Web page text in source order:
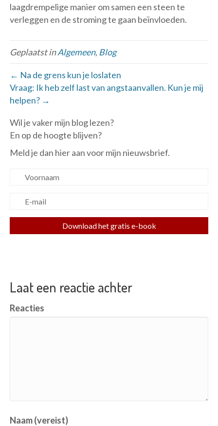
laagdrempelige manier om samen een steen te
verleggen en de stroming te gaan beïnvloeden.
Geplaatst inAlgemeen, Blog
← Na de grens kun je loslaten
Vraag: Ik heb zelf last van angstaanvallen. Kun je mij
helpen? →
Wil je vaker mijn blog lezen?
En op de hoogte blijven?
Meld je dan hier aan voor mijn nieuwsbrief.
Download het gratis e-book
Laat een reactie achter
Reacties
Naam (vereist)